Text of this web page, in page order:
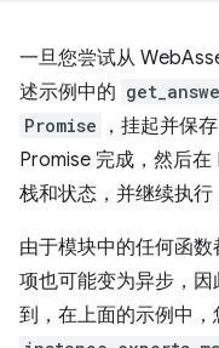
一旦您尝试从
述示例中的
Promise
，挂起并保
Promise 完成，然后
栈和状态，并继续执行
由于模块中的任何函
项也可能变为异步，
到，在上面的示例中，